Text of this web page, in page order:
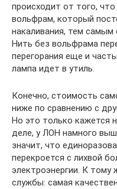
происходит от того,
вольфрам, который
накаливания, тем самым
Нить без вольфрама
перегорания еще и
лампа идет в утиль.
Конечно, стоимость
ниже по сравнению с
Но это только кажется
деле, у ЛОН намного
значит, что
перекроется с лихвой
электроэнергии. К
службы: самая